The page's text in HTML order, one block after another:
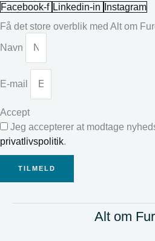
Facebook-f Linkedin-in
Instagram
Få det store overblik med Alt om
Navn
E-mail
Accept
Jeg accepterer at modtage
privatlivspolitik.
TILMELD
Alt om